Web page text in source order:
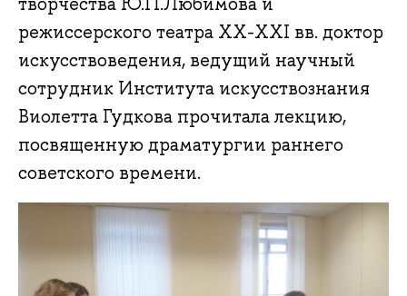
режиссерского театра XX-XXI вв. доктор
искусствоведения, ведущий научный
сотрудник Института искусствознания
Виолетта Гудкова прочитала лекцию,
посвященную драматургии раннего
советского времени.